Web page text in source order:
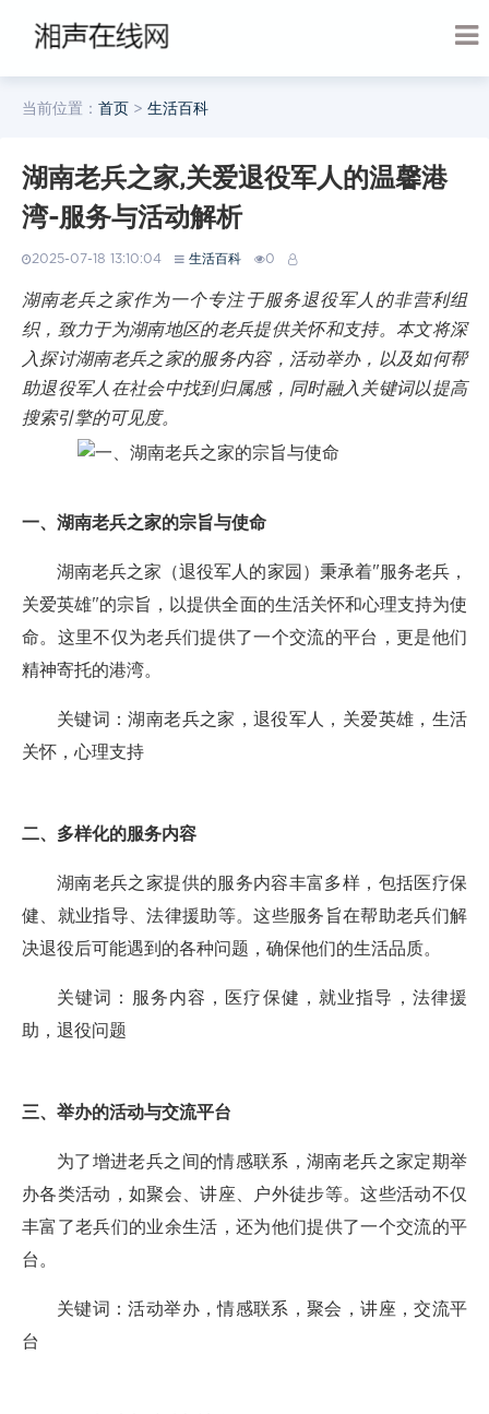
当前位置： 首页 > 生活百科
湖南老兵之家,关爱退役军人的温馨港
湾-服务与活动解析
2025-07-18 13:10:04 生活百科 0
湖南老兵之家作为一个专注于服务退役军人的非营利组
织，致力于为湖南地区的老兵提供关怀和支持。本文将深
入探讨湖南老兵之家的服务内容，活动举办，以及如何帮
助退役军人在社会中找到归属感，同时融入关键词以提高
搜索引擎的可见度。
一、湖南老兵之家的宗旨与使命
湖南老兵之家（退役军人的家园）秉承着"服务老兵，
关爱英雄"的宗旨，以提供全面的生活关怀和心理支持为使
命。这里不仅为老兵们提供了一个交流的平台，更是他们
精神寄托的港湾。
关键词：湖南老兵之家，退役军人，关爱英雄，生活
关怀，心理支持
二、多样化的服务内容
湖南老兵之家提供的服务内容丰富多样，包括医疗保
健、就业指导、法律援助等。这些服务旨在帮助老兵们解
决退役后可能遇到的各种问题，确保他们的生活品质。
关键词：服务内容，医疗保健，就业指导，法律援
助，退役问题
三、举办的活动与交流平台
为了增进老兵之间的情感联系，湖南老兵之家定期举
办各类活动，如聚会、讲座、户外徒步等。这些活动不仅
丰富了老兵们的业余生活，还为他们提供了一个交流的平
台。
关键词：活动举办，情感联系，聚会，讲座，交流平
台